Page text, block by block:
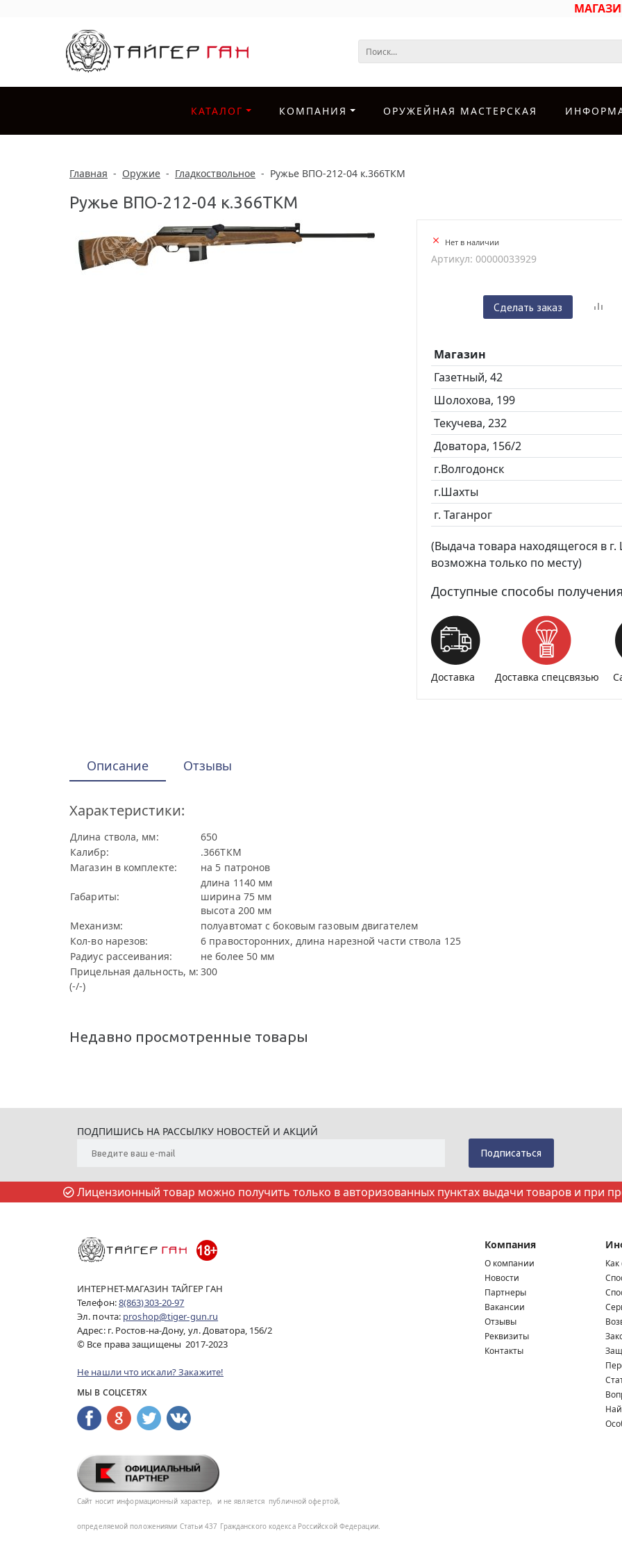
КАТАЛОГ КОМПАНИЯ ОРУЖЕЙНАЯ МАСТЕРСКАЯ
Главная - Оружие - Гладкоствольное - Ружье ВПО-212-04 к.366ТКМ
Ружье ВПО-212-04 к.366ТКМ
Нет в наличии
Артикул: 00000033929
Сделать заказ
Магазин
Газетный, 42
Шолохова, 199
Текучева, 232
Доватора, 156/2
г.Волгодонск
г.Шахты
г. Таганрог
(Выдача товара находящегося в г.
возможна только по месту)
Доступные способы
Доставка Доставка спецсвязью
Описание Отзывы
Характеристики:
Длина ствола, мм:
650
Калибр:
.366ТКМ
Магазин в комплекте:
на 5 патронов
Габариты:
длина 1140 мм
ширина 75 мм
высота 200 мм
Механизм:
полуавтомат с боковым газовым двигателем
Кол-во нарезов:
6 правосторонних, длина нарезной части ствола 125
Радиус рассеивания:
не более 50 мм
Прицельная дальность, м: 300
(-/-)
Недавно просмотренные товары
ПОДПИШИСЬ НА РАССЫЛКУ НОВОСТЕЙ И АКЦИЙ
Лицензионный товар можно получить только в авторизованных пунктах выдачи товаров и при
ИНТЕРНЕТ-МАГАЗИН ТАЙГЕР ГАН
Телефон:8(863)303-20-97
Эл. почта: proshop@tiger-gun.ru
Адрес: г. Ростов-на-Дону, ул. Доватора, 156/2
© Все права защищены 2017-2023
Не нашли что искали? Закажите!
МЫ В СОЦСЕТЯХ
Сайт носит информационный характер, и не является публичной офертой,
определяемой положениями Статьи 437 Гражданского кодекса Российской Федерации.
Компания
О компании
Новости
Партнеры
Вакансии
Отзывы
Реквизиты
Контакты